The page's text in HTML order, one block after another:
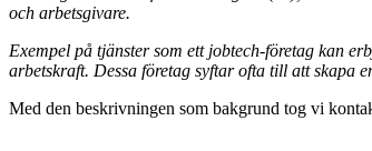
och arbetsgivare.
Exempel på tjänster som ett jobtech-företag kan
arbetskraft. Dessa företag syftar ofta till att skapa
Med den beskrivningen som bakgrund tog vi